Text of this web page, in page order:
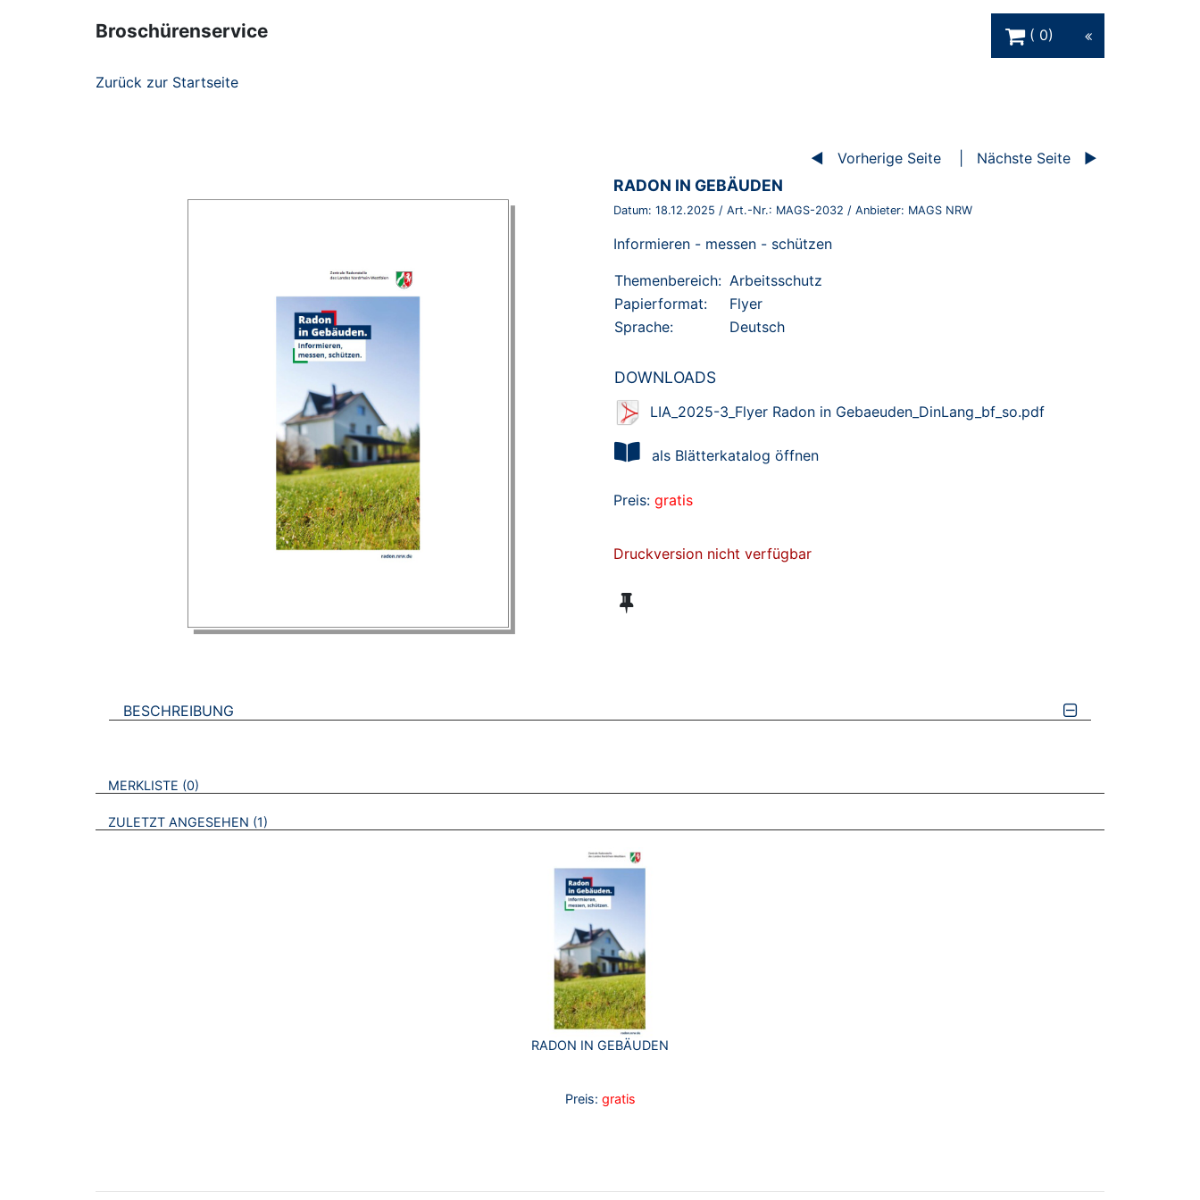
Broschürenservice
0
Zurück zur Startseite
Vorherige Seite Nächste Seite
BROSCHÜRE:
RADON IN GEBÄUDEN
Datum: 18.12.2025 / Art.-Nr.: MAGS-2032 / Anbieter: MAGS NRW
Informieren - messen - schützen
Themenbereich: Arbeitsschutz
Papierformat:
Flyer
Sprache:
Deutsch
DOWNLOADS
LIA_2025-3_Flyer Radon in Gebaeuden_DinLang_bf_so.pdf
als Blätterkatalog öffnen
Preis: gratis
Druckversion nicht verfügbar
BESCHREIBUNG
VERWEISE AUF VERMERKTE- ODER ZULETZT ANGESEHENE BROSCHÜREN
MERKLISTE 0
ZULETZT ANGESEHEN 1
RADON IN GEBÄUDEN
Preis: gratis